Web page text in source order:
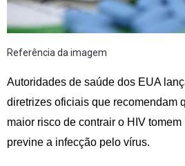
Referência da imagem
Autoridades de saúde dos EUA
diretrizes oficiais que recomendam
maior risco de contrair o HIV
previne a infecção pelo vírus.